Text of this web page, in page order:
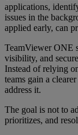
applications,
issues in the
applied early, can
TeamViewer ONE
visibility, and
Instead of relying
teams gain a
address it.
The goal is not to
prioritizes, and